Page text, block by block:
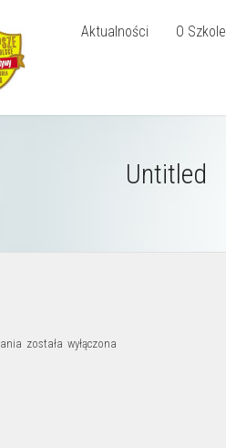
Aktualności O Szkole
Untitled
Untitled
została wyłączona